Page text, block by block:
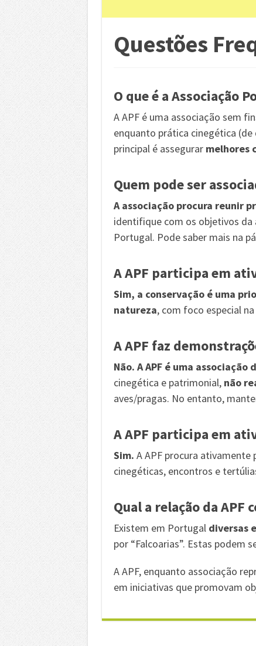
Questões
O que é a Associação
A APF é uma associação sem
enquanto prática cinegética (de
principal é assegurar melhores
Quem pode ser
A associação procura reunir
identifique com os objetivos da
Portugal. Pode saber mais na
A APF participa em
Sim, a conservação é uma
natureza, com foco especial
A APF faz
Não. A APF é uma
cinegética e patrimonial, não
aves/pragas. No entanto,
A APF participa em
Sim. A APF procura ativamente
cinegéticas, encontros e
Qual a relação da APF
Existem em Portugaldiversas
por “Falcoarias”. Estas podem
A APF, enquanto associação
em iniciativas que promovam